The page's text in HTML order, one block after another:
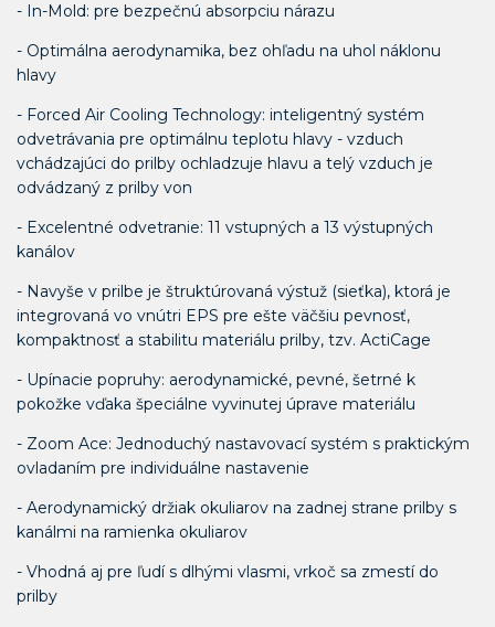
- In-Mold: pre bezpečnú absorpciu nárazu
- Optimálna aerodynamika, bez ohľadu na uhol náklonu
hlavy
- Forced Air Cooling Technology: inteligentný systém
odvetrávania pre optimálnu teplotu hlavy - vzduch
vchádzajúci do prilby ochladzuje hlavu a telý vzduch je
odvádzaný z prilby von
- Excelentné odvetranie: 11 vstupných a 13 výstupných
kanálov
- Navyše v prilbe je štruktúrovaná výstuž (sieťka), ktorá je
integrovaná vo vnútri EPS pre ešte väčšiu pevnosť,
kompaktnosť a stabilitu materiálu prilby, tzv. ActiCage
- Upínacie popruhy: aerodynamické, pevné, šetrné k
pokožke vďaka špeciálne vyvinutej úprave materiálu
- Zoom Ace: Jednoduchý nastavovací systém s praktickým
ovladaním pre individuálne nastavenie
- Aerodynamický držiak okuliarov na zadnej strane prilby s
kanálmi na ramienka okuliarov
- Vhodná aj pre ľudí s dlhými vlasmi, vrkoč sa zmestí do
prilby